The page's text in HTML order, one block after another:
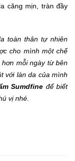
căng mịn, tràn đầy
toàn thân tự nhiên
cho mình một chế
mỗi ngày từ bên
với làn da của mình
Sumdfine để biết
vị nhé.